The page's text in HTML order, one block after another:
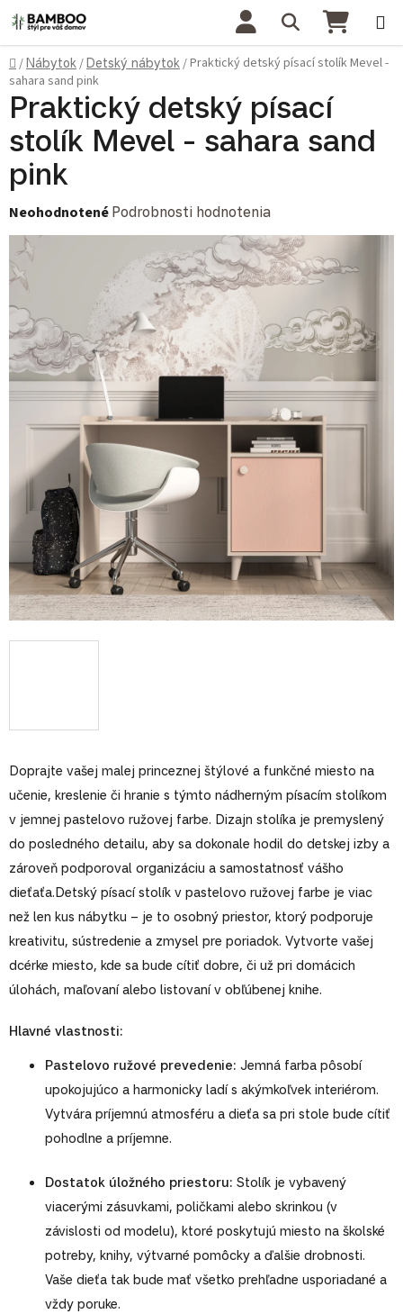
Prejsť na obsah Hľadať
Domov
/Nábytok /Detský nábytok /Praktický detský písací stolík Mevel -
sahara sand pink
Doprajte vašej malej princeznej štýlové a funkčné miesto na
učenie, kreslenie či hranie s týmto nádherným písacím stolíkom
v jemnej pastelovo ružovej farbe. Dizajn stolíka je premyslený
do posledného detailu, aby sa dokonale hodil do detskej izby a
zároveň podporoval organizáciu a samostatnosť vášho
dieťaťa.Detský písací stolík v pastelovo ružovej farbe je viac
než len kus nábytku – je to osobný priestor, ktorý podporuje
kreativitu, sústredenie a zmysel pre poriadok. Vytvorte vašej
dcérke miesto, kde sa bude cítiť dobre, či už pri domácich
úlohách, maľovaní alebo listovaní v obľúbenej knihe.
Hlavné vlastnosti:
Pastelovo ružové prevedenie: Jemná farba pôsobí
upokojujúco a harmonicky ladí s akýmkoľvek interiérom.
Vytvára príjemnú atmosféru a dieťa sa pri stole bude cítiť
pohodlne a príjemne.
Dostatok úložného priestoru: Stolík je vybavený
viacerými zásuvkami, poličkami alebo skrinkou (v
závislosti od modelu), ktoré poskytujú miesto na školské
potreby, knihy, výtvarné pomôcky a ďalšie drobnosti.
Vaše dieťa tak bude mať všetko prehľadne usporiadané a
vždy poruke.
Praktický detský písací
stolík Mevel - sahara sand
pink
Priemerné hodnotenie produktu je 0,0 z 5 hviezdičiek.
Neohodnotené Podrobnosti hodnotenia